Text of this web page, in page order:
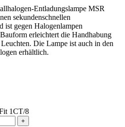
Entladungslampe MSR
sekundenschnellen
ist gegen Halogenlampen
erleichtert die Handhabung
Die Lampe ist auch in den
erhältlich.
1CT/8
+